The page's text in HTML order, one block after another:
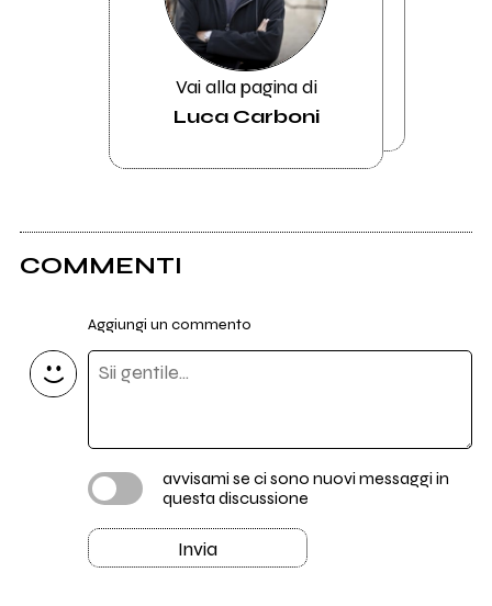
Vai alla pagina di
Luca Carboni
COMMENTI
Aggiungi un commento
avvisami se ci sono nuovi messaggi in
questa discussione
Invia